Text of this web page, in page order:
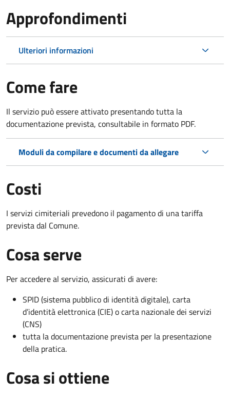
Approfondimenti
Ulteriori informazioni
Come fare
Il servizio può essere attivato presentando tutta la
documentazione prevista, consultabile in formato PDF.
Moduli da compilare e documenti da allegare
Costi
I servizi cimiteriali prevedono il pagamento di una tariffa
prevista dal Comune.
Cosa serve
Per accedere al servizio, assicurati di avere:
SPID (sistema pubblico di identità digitale), carta
d’identità elettronica (CIE) o carta nazionale dei servizi
(CNS)
tutta la documentazione prevista per la presentazione
della pratica.
Cosa si ottiene